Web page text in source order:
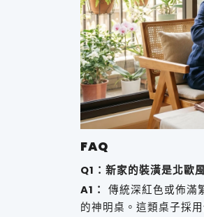
FAQ
Q1：新家的裝潢是北歐
A1： 傳統深紅色或佈滿
的神明桌。這類桌子採